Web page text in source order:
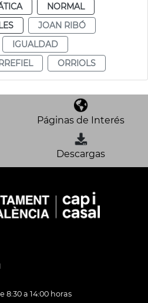
NORMAL
JOAN RIBÓ
IGUALDAD
ORRIOLS
Páginas de Interés
Descargas
8:30 a 14:00 horas